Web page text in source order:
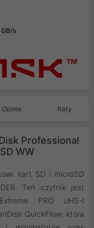
GB/s
Opinie Raty
Professional
WW
kart SD i microSD
Ten czytnik jest
PRO UHS-I
QuickFlow, która